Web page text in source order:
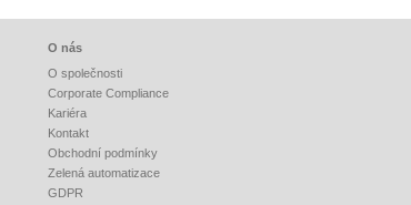
O nás
O společnosti
Corporate Compliance
Kariéra
Kontakt
Obchodní podmínky
Zelená automatizace
GDPR